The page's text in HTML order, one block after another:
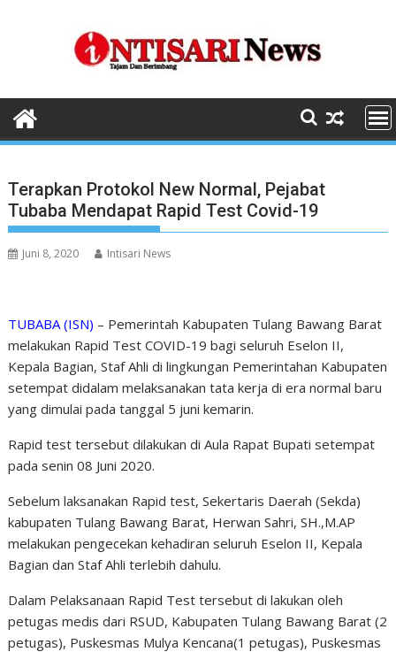
Terapkan Protokol New Normal, Pejabat
Tubaba Mendapat Rapid Test Covid-19
Juni 8, 2020 Intisari News
TUBABA (ISN) – Pemerintah Kabupaten Tulang Bawang Barat
melakukan Rapid Test COVID-19 bagi seluruh Eselon II,
Kepala Bagian, Staf Ahli di lingkungan Pemerintahan Kabupaten
setempat didalam melaksanakan tata kerja di era normal baru
yang dimulai pada tanggal 5 juni kemarin.
Rapid test tersebut dilakukan di Aula Rapat Bupati setempat
pada senin 08 Juni 2020.
Sebelum laksanakan Rapid test, Sekertaris Daerah (Sekda)
kabupaten Tulang Bawang Barat, Herwan Sahri, SH.,M.AP
melakukan pengecekan kehadiran seluruh Eselon II, Kepala
Bagian dan Staf Ahli terlebih dahulu.
Dalam Pelaksanaan Rapid Test tersebut di lakukan oleh
petugas medis dari RSUD, Kabupaten Tulang Bawang Barat (2
petugas), Puskesmas Mulya Kencana(1 petugas), Puskesmas